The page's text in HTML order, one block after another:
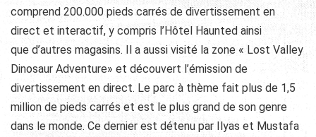
comprend 200.000 pieds carrés de divertissement en
direct et interactif, y compris l’Hôtel Haunted ainsi
que d’autres magasins. Il a aussi visité la zone « Lost Valley
Dinosaur Adventure» et découvert l’émission de
divertissement en direct. Le parc à thème fait plus de 1,5
million de pieds carrés et est le plus grand de son genre
dans le monde. Ce dernier est détenu par Ilyas et Mustafa